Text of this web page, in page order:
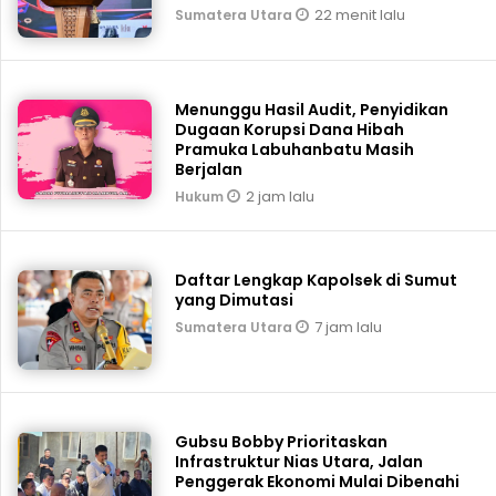
Sumatera Utara 22 menit lalu
Menunggu Hasil Audit, Penyidikan
Dugaan Korupsi Dana Hibah
Pramuka Labuhanbatu Masih
Berjalan
Hukum 2 jam lalu
Daftar Lengkap Kapolsek di Sumut
yang Dimutasi
Sumatera Utara 7 jam lalu
Gubsu Bobby Prioritaskan
Infrastruktur Nias Utara, Jalan
Penggerak Ekonomi Mulai Dibenahi